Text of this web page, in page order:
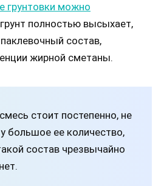
грунтовки можно
полностью высыхает,
состав,
жирной сметаны.
стоит постепенно, не
большое ее количество,
состав чрезвычайно